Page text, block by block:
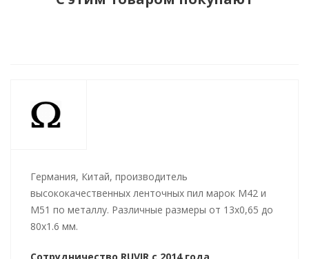
Германия, Китай, производитель
высококачественных ленточных пил марок M42 и
M51 по металлу. Различные размеры от 13х0,65 до
80x1.6 мм.
Сотрудничество RUVIR с 2014 года